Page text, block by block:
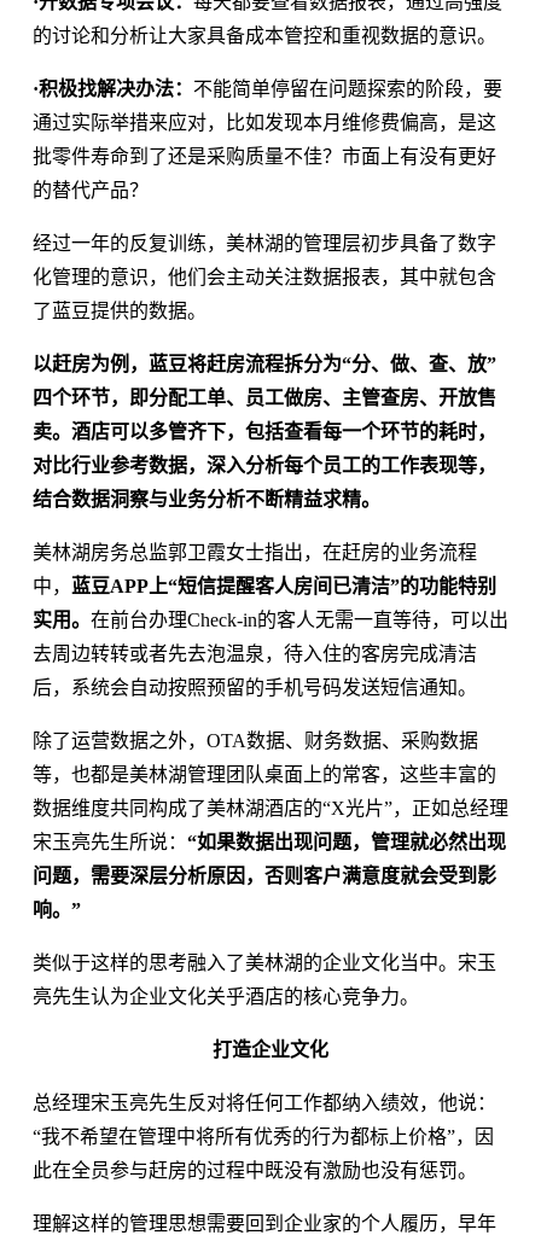
的讨论和分析让大家具备成本管控和重视数据的意识。
·积极找解决办法： 不能简单停留在问题探索的阶段，要
通过实际举措来应对，比如发现本月维修费偏高，是这
批零件寿命到了还是采购质量不佳？市面上有没有更好
的替代产品？
经过一年的反复训练，美林湖的管理层初步具备了数字
化管理的意识，他们会主动关注数据报表，其中就包含
了蓝豆提供的数据。
以赶房为例，蓝豆将赶房流程拆分为“分、做、查、放”
四个环节，即分配工单、员工做房、主管查房、开放售
卖。酒店可以多管齐下，包括查看每一个环节的耗时，
对比行业参考数据，深入分析每个员工的工作表现等，
结合数据洞察与业务分析不断精益求精。
美林湖房务总监郭卫霞女士指出，在赶房的业务流程
中，
蓝豆APP上“短信提醒客人房间已清洁”的功能特别
实用。 在前台办理Check-in的客人无需一直等待，可以出
去周边转转或者先去泡温泉，待入住的客房完成清洁
后，系统会自动按照预留的手机号码发送短信通知。
除了运营数据之外，OTA数据、财务数据、采购数据
等，也都是美林湖管理团队桌面上的常客，这些丰富的
数据维度共同构成了美林湖酒店的“X光片”，正如总经理
宋玉亮先生所说： “如果数据出现问题，管理就必然出现
问题，需要深层分析原因，否则客户满意度就会受到影
响。”
类似于这样的思考融入了美林湖的企业文化当中。宋玉
亮先生认为企业文化关乎酒店的核心竞争力。
打造企业文化
总经理宋玉亮先生反对将任何工作都纳入绩效，他说：
“我不希望在管理中将所有优秀的行为都标上价格”，因
此在全员参与赶房的过程中既没有激励也没有惩罚。
理解这样的管理思想需要回到企业家的个人履历，早年